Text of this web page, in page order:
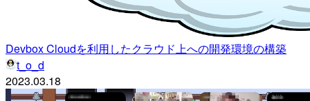
Devbox Cloudを利用したクラウド上への開発環境の構築
t_o_d
2023.03.18